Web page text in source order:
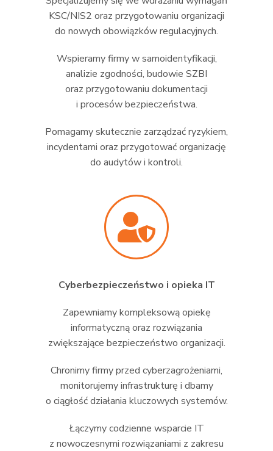
KSC/NIS2 oraz przygotowaniu organizacji
do nowych obowiązków regulacyjnych.
Wspieramy firmy w samoidentyfikacji,
analizie zgodności, budowie SZBI
oraz przygotowaniu dokumentacji
i procesów bezpieczeństwa.
Pomagamy skutecznie zarządzać ryzykiem,
incydentami oraz przygotować organizację
do audytów i kontroli.
Cyberbezpieczeństwo i opieka IT
Zapewniamy kompleksową opiekę
informatyczną oraz rozwiązania
zwiększające bezpieczeństwo organizacji.
Chronimy firmy przed cyberzagrożeniami,
monitorujemy infrastrukturę i dbamy
o ciągłość działania kluczowych systemów.
Łączymy codzienne wsparcie IT
z nowoczesnymi rozwiązaniami z zakresu